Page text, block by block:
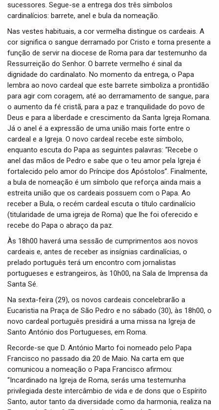
sucessores. Segue-se a entrega dos três símbolos
cardinalícios: barrete, anel e bula da nomeação.
Nas vestes habituais, a cor vermelha distingue os cardeais. A
cor significa o sangue derramado por Cristo e torna presente a
função de servir na diocese de Roma para dar testemunho da
Ressurreição do Senhor. O barrete vermelho é sinal da
dignidade do cardinalato. No momento da entrega, o Papa
lembra ao novo cardeal que este barrete simboliza a prontidão
para agir com coragem, até ao derramamento de sangue, para
o aumento da fé cristã, para a paz e tranquilidade do povo de
Deus e para a liberdade e crescimento da Santa Igreja Romana.
Já o anel é a expressão de uma união mais forte entre o
cardeal e a Igreja. O novo cardeal recebe este símbolo,
enquanto escuta do Papa as seguintes palavras: “Recebe o
anel das mãos de Pedro e sabe que o teu amor pela Igreja é
fortalecido pelo amor do Príncipe dos Apóstolos”. Finalmente,
a bula de nomeação é um símbolo que reforça ainda mais a
estreita união que os cardeais possuem com o Papa. Ao
receber a Bula, o recém cardeal escuta o título cardinalício
(titularidade de uma igreja de Roma) que lhe foi oferecido e
recebe do Papa o abraço da paz.
Às 18h00 haverá uma sessão de cumprimentos aos novos
cardeais e, antes de receber as insígnias cardinalícias, o
prelado português terá um encontro com jornalistas
portugueses e estrangeiros, às 10h00, na Sala de Imprensa da
Santa Sé.
Na sexta-feira (29), os novos cardeais concelebrarão a
Eucaristia na Praça de São Pedro e no sábado (30), às 18h00, o
novo cardeal português presidirá a uma missa na Igreja de
Santo António dos Portugueses, em Roma.
Recorde-se que D. António Marto foi nomeado pelo Papa
Francisco no passado dia 20 de Maio. Na carta em que
comunicou a nomeação o Papa Francisco afirmou:
“Incardinado na Igreja de Roma, serás uma testemunha
privilegiada deste intercâmbio de vida e de dons que o Espírito
Santo, autor tanto da diversidade como da harmonia, realiza na